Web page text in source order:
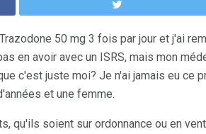
50 mg 3 fois par jour et j'ai
en avoir avec un ISRS, mais mon
c'est juste moi? Je n'ai jamais eu ce
et une femme.
qu'ils soient sur ordonnance ou en